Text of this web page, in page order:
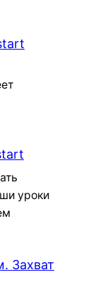
уроки
Захват